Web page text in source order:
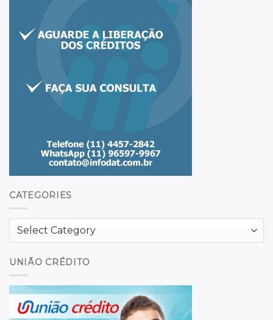
CATEGORIES
UNIÃO CRÉDITO